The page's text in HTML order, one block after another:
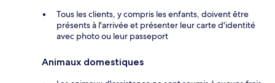
Tous les clients, y compris les enfants, doivent être
présents à l'arrivée et présenter leur carte d'identité
avec photo ou leur passeport
Animaux domestiques